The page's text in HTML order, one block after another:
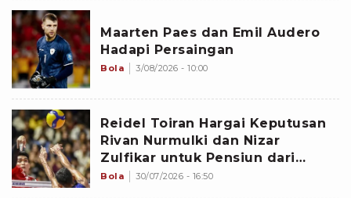
Maarten Paes dan Emil Audero
Hadapi Persaingan
Bola 3/08/2026 - 10:00
Reidel Toiran Hargai Keputusan
Rivan Nurmulki dan Nizar
Zulfikar untuk Pensiun dari
Timnas Voli Indonesia
Bola 30/07/2026 - 16:50